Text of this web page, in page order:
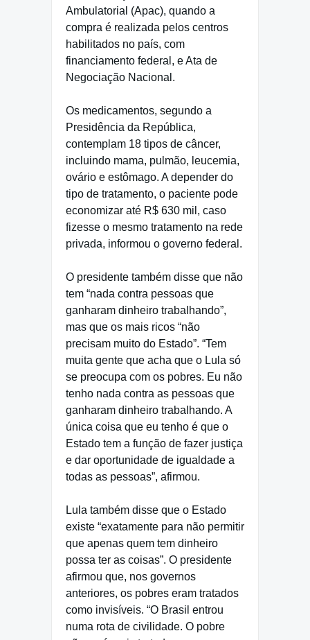
Ambulatorial (Apac), quando a
compra é realizada pelos centros
habilitados no país, com
financiamento federal, e Ata de
Negociação Nacional.
Os medicamentos, segundo a
Presidência da República,
contemplam 18 tipos de câncer,
incluindo mama, pulmão, leucemia,
ovário e estômago. A depender do
tipo de tratamento, o paciente pode
economizar até R$ 630 mil, caso
fizesse o mesmo tratamento na rede
privada, informou o governo federal.
O presidente também disse que não
tem “nada contra pessoas que
ganharam dinheiro trabalhando”,
mas que os mais ricos “não
precisam muito do Estado”. “Tem
muita gente que acha que o Lula só
se preocupa com os pobres. Eu não
tenho nada contra as pessoas que
ganharam dinheiro trabalhando. A
única coisa que eu tenho é que o
Estado tem a função de fazer justiça
e dar oportunidade de igualdade a
todas as pessoas”, afirmou.
Lula também disse que o Estado
existe “exatamente para não permitir
que apenas quem tem dinheiro
possa ter as coisas”. O presidente
afirmou que, nos governos
anteriores, os pobres eram tratados
como invisíveis. “O Brasil entrou
numa rota de civilidade. O pobre